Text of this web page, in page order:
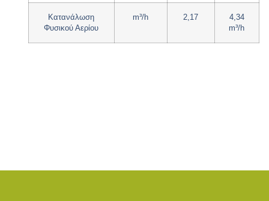
Κατανάλωση
Φυσικού Αερίου
m³/h 2,17
4,34
m³/h